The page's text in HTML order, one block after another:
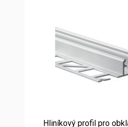
Hliníkový profil pro